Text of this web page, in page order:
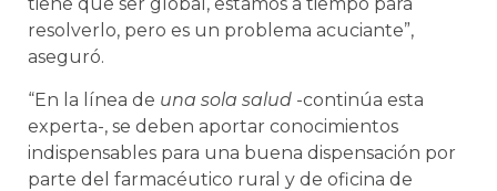
tiene que ser global, estamos a tiempo para
resolverlo, pero es un problema acuciante”,
aseguró.
“En la línea de una sola salud -continúa esta
experta-, se deben aportar conocimientos
indispensables para una buena dispensación por
parte del farmacéutico rural y de oficina de